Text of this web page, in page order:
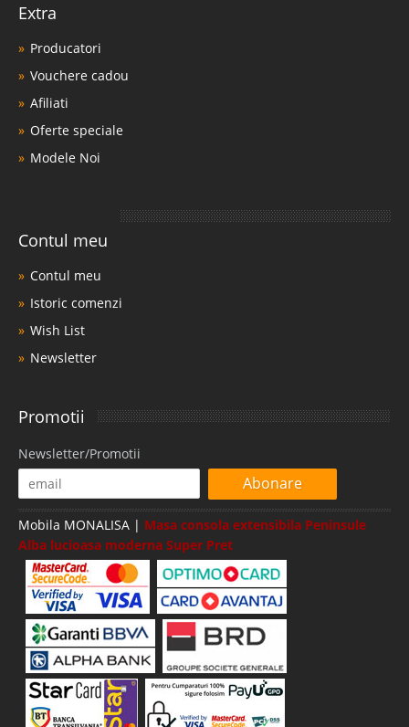
Extra
Producatori
Vouchere cadou
Afiliati
Oferte speciale
Modele Noi
Contul meu
Contul meu
Istoric comenzi
Wish List
Newsletter
Promotii
Newsletter/Promotii
Abonare
Mobila MONALISA | Masa consola extensibila Peninsule
Alba lucioasa moderna Super Pret